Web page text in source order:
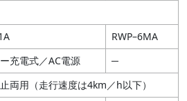
RWP–6MA
充電式／AC電源
─
両用（走行速度は4km／h以下）